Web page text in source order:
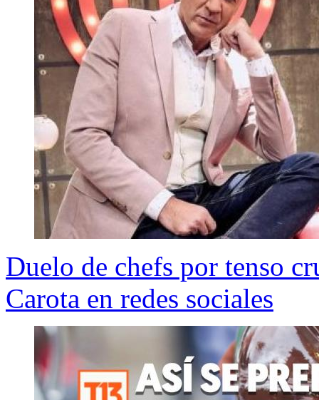
Duelo de chefs por tenso
Carota en redes sociales